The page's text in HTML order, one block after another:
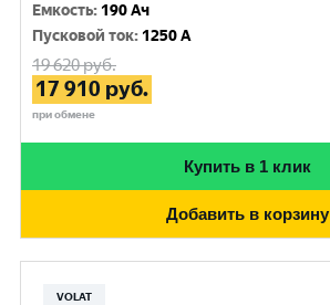
Емкость: 190 Ач
Пусковой ток: 1250 A
19 620руб.
17 910 руб.
при обмене
Купить в 1 клик
Добавить в корзину
VOLAT